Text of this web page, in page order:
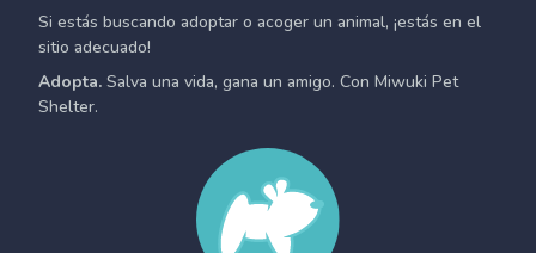
Si estás buscando adoptar o acoger un animal, ¡estás en el
sitio adecuado!
Adopta. Salva una vida, gana un amigo. Con Miwuki Pet
Shelter.